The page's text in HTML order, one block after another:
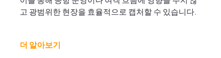
고 광범위한 현장을 효율적으로 캡처할 수 있습니다.
더 알아보기